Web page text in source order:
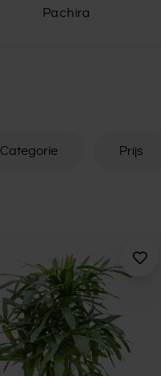
Pachira
Categorie Prijs